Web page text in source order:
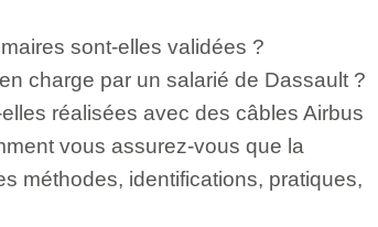
sont-elles validées ?
charge par un salarié de Dassault ?
réalisées avec des câbles Airbus
vous assurez-vous que la
méthodes, identifications, pratiques,